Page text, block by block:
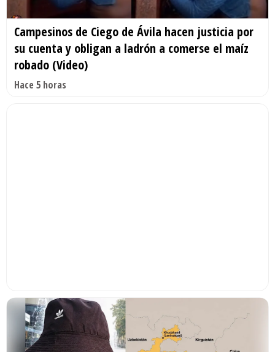
Campesinos de Ciego de Ávila hacen justicia por
su cuenta y obligan a ladrón a comerse el maíz
robado (Video)
Hace 5 horas